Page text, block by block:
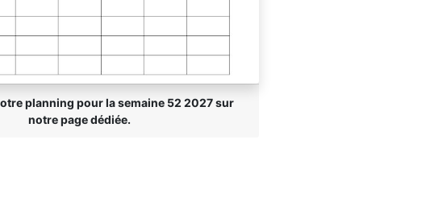
planning pour la semaine 52 2027 sur
notre page dédiée.